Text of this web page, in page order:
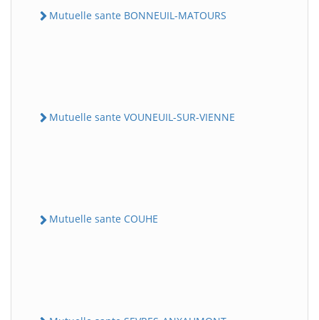
Mutuelle sante BONNEUIL-MATOURS
Mutuelle sante VOUNEUIL-SUR-VIENNE
Mutuelle sante COUHE